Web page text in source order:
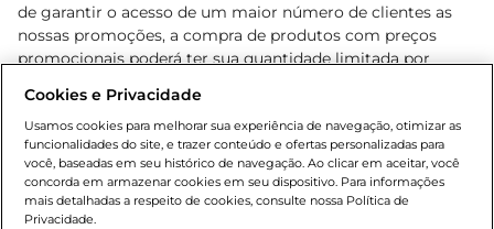
de garantir o acesso de um maior número de clientes as
nossas promoções, a compra de produtos com preços
promocionais poderá ter sua quantidade limitada por
o e-commerce e válidos durante o dia de hoje, podendo
sofrer alterações sem prévia notificação. Proibida a venda
de bebidas alcoólicas para menores de 18 anos, conforme
Lei n.º 8069/90, art. 81, inciso II (Estatuto da Criança e do
Adolescente). Preços e condições exclusivos para o
www.bretas.com.br
Cookies e Privacidade
Usamos cookies para melhorar sua experiência de navegação, otimizar as
funcionalidades do site, e trazer conteúdo e ofertas personalizadas para
você, baseadas em seu histórico de navegação. Ao clicar em aceitar, você
concorda em armazenar cookies em seu dispositivo. Para informações
mais detalhadas a respeito de cookies, consulte nossa Política de
Privacidade.